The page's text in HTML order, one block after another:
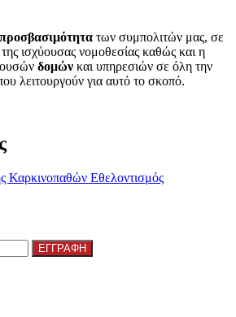
προσβασιμότητα των συμπολιτών μας, σε
της ισχύουσας νομοθεσίας καθώς και η
δομών και υπηρεσιών σε όλη την
λειτουργούν για αυτό το σκοπό.​